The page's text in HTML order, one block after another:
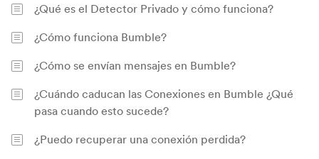
¿Qué es el Detector Privado y cómo funciona?
¿Cómo funciona Bumble?
¿Cómo se envían mensajes en Bumble?
¿Cuándo caducan las Conexiones en Bumble ¿Qué
pasa cuando esto sucede?
¿Puedo recuperar una conexión perdida?